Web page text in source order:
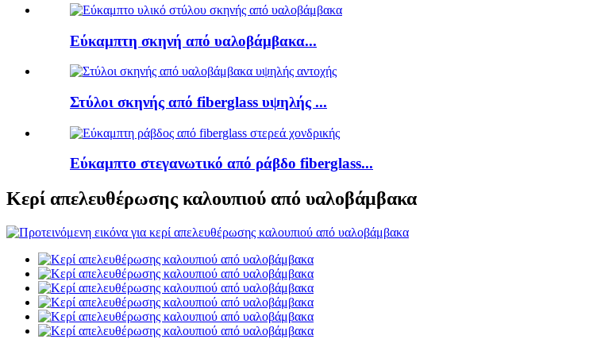
Εύκαμπτη σκηνή από υαλοβάμβακα...
Στύλοι σκηνής από fiberglass υψηλής ...
Εύκαμπτο στεγανωτικό από ράβδο fiberglass...
Κερί απελευθέρωσης καλουπιού από υαλοβάμβακα